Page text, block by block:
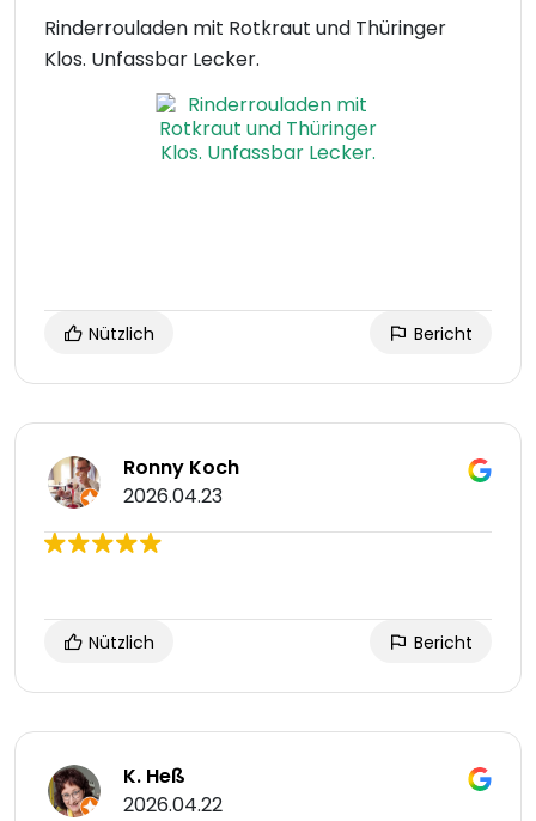
Rinderrouladen mit Rotkraut und Thüringer
Klos. Unfassbar Lecker.
Nützlich Bericht
Ronny Koch
2026.04.23
Nützlich Bericht
K. Heß
2026.04.22